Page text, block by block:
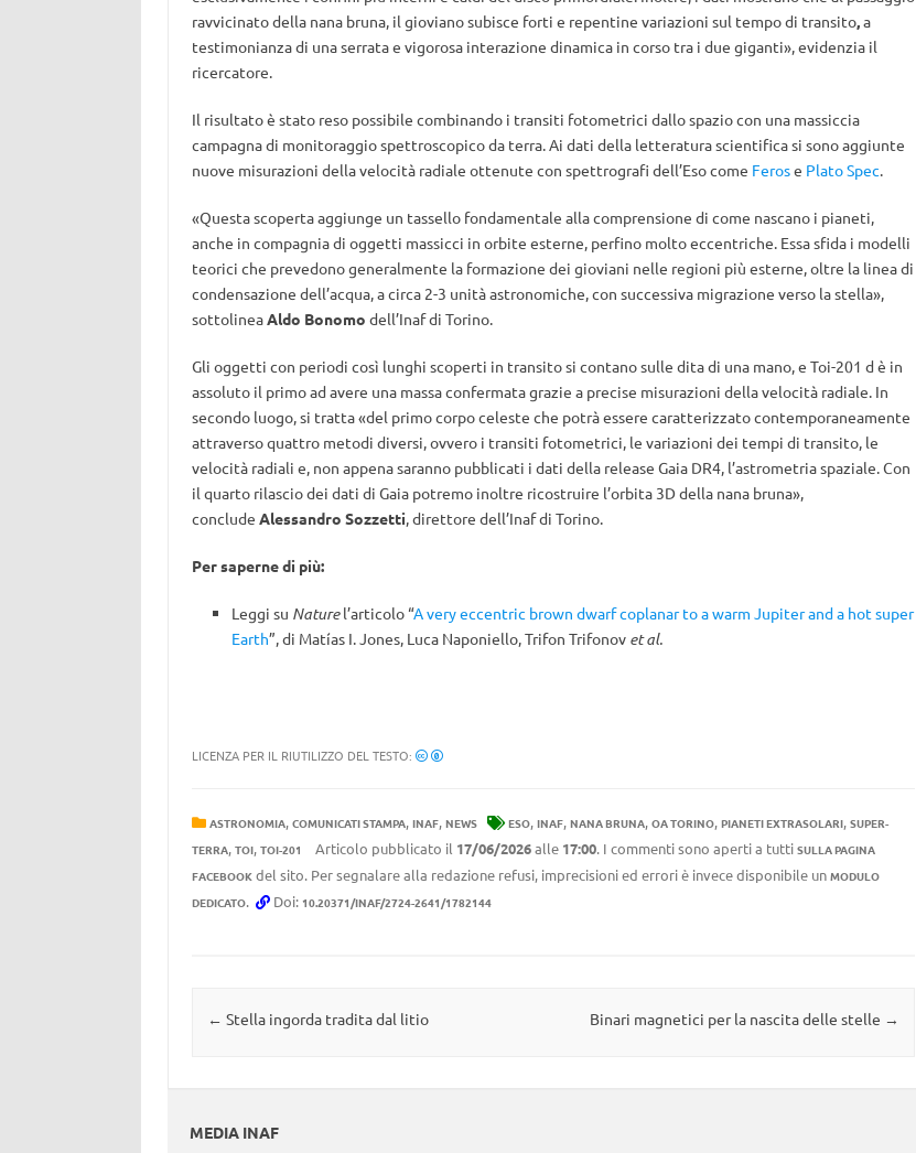
ravvicinato della nana bruna, il gioviano subisce forti e repentine variazioni sul tempo di transito,a
testimonianza di una serrata e vigorosa interazione dinamica in corso tra i due giganti», evidenzia il
ricercatore.
Il risultato è stato reso possibile combinando i transiti fotometrici dallo spazio con una massiccia
campagna di monitoraggio spettroscopico da terra. Ai dati della letteratura scientifica si sono aggiunte
nuove misurazioni della velocità radiale ottenute con spettrografi dell’Eso come Ferose Plato Spec.
«Questa scoperta aggiunge un tassello fondamentale alla comprensione di come nascano i pianeti,
anche in compagnia di oggetti massicci in orbite esterne, perfino molto eccentriche. Essa sfida i modelli
teorici che prevedono generalmente la formazione dei gioviani nelle regioni più esterne, oltre la linea di
condensazione dell’acqua, a circa 2-3 unità astronomiche, con successiva migrazione verso la stella»,
sottolineaAldo Bonomo dell’Inaf di Torino.
Gli oggetti con periodi così lunghi scoperti in transito si contano sulle dita di una mano, e Toi-201 d è in
assoluto il primo ad avere una massa confermata grazie a precise misurazioni della velocità radiale. In
secondo luogo, si tratta «del primo corpo celeste che potrà essere caratterizzato contemporaneamente
attraverso quattro metodi diversi, ovvero i transiti fotometrici, le variazioni dei tempi di transito, le
velocità radiali e, non appena saranno pubblicati i dati della release Gaia DR4, l’astrometria spaziale. Con
il quarto rilascio dei dati di Gaia potremo inoltre ricostruire l’orbita 3D della nana bruna»,
conclude Alessandro Sozzetti, direttore dell’Inaf di Torino.
Per saperne di più:
Leggi su Naturel’articolo “A very eccentric brown dwarf coplanar to a warm Jupiter and a hot super
Earth”, di Matías I. Jones, Luca Naponiello, Trifon Trifonov et al.
LICENZA PER IL RIUTILIZZO DEL TESTO:
ASTRONOMIA, COMUNICATI STAMPA, INAF, NEWS ESO, INAF, NANA BRUNA, OA TORINO, PIANETI EXTRASOLARI, SUPER-
TERRA, TOI, TOI-201 Articolo pubblicato il 17/06/2026alle 17:00. I commenti sono aperti a tutti SULLA PAGINA
FACEBOOKdel sito. Per segnalare alla redazione refusi, imprecisioni ed errori è invece disponibile un MODULO
DEDICATO. Doi: 10.20371/INAF/2724-2641/1782144
Navigazione articolo
← Stella ingorda tradita dal litio Binari magnetici per la nascita delle stelle →
MEDIA INAF